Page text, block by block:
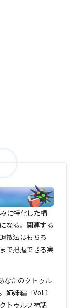
に特化した構
なる。関連する
散法はもちろ
で把握できる実
なたのクトゥル
姉妹編「Vol.1
トゥルフ神話